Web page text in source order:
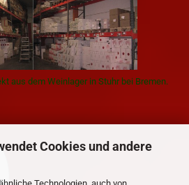
Cookies und andere
aus dem Weinlager in Stuhr bei Bremen.